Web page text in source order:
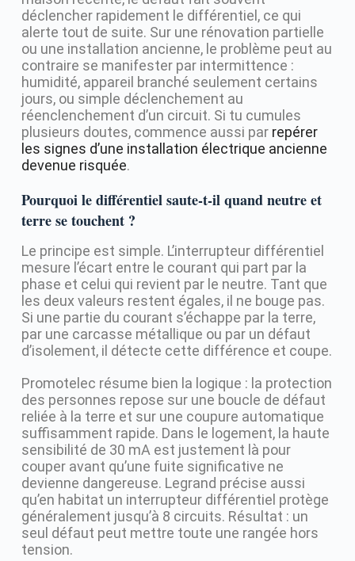
déclencher rapidement le différentiel, ce qui
alerte tout de suite. Sur une rénovation partielle
ou une installation ancienne, le problème peut au
contraire se manifester par intermittence :
humidité, appareil branché seulement certains
jours, ou simple déclenchement au
réenclenchement d’un circuit. Si tu cumules
plusieurs doutes, commence aussi par repérer
les signes d’une installation électrique ancienne
devenue risquée.
Pourquoi le différentiel saute-t-il quand neutre et
terre se touchent ?
Le principe est simple. L’interrupteur différentiel
mesure l’écart entre le courant qui part par la
phase et celui qui revient par le neutre. Tant que
les deux valeurs restent égales, il ne bouge pas.
Si une partie du courant s’échappe par la terre,
par une carcasse métallique ou par un défaut
d’isolement, il détecte cette différence et coupe.
Promotelec résume bien la logique : la protection
des personnes repose sur une boucle de défaut
reliée à la terre et sur une coupure automatique
suffisamment rapide. Dans le logement, la haute
sensibilité de 30 mA est justement là pour
couper avant qu’une fuite significative ne
devienne dangereuse. Legrand précise aussi
qu’en habitat un interrupteur différentiel protège
généralement jusqu’à 8 circuits. Résultat : un
seul défaut peut mettre toute une rangée hors
tension.